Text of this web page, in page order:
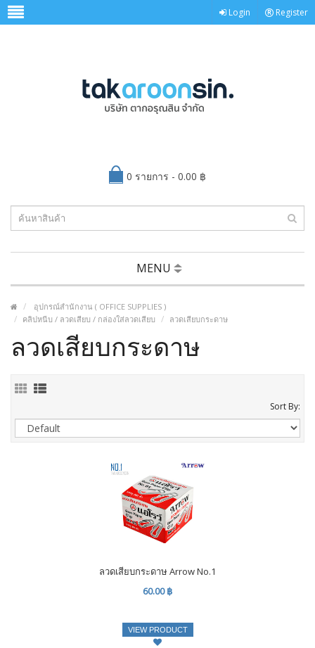
Login Register
0 รายการ - 0.00 ฿
MENU
อุปกรณ์สำนักงาน ( OFFICE SUPPLIES )
คลิปหนีบ / ลวดเสียบ / กล่องใส่ลวดเสียบ
ลวดเสียบกระดาษ
ลวดเสียบกระดาษ
Sort By:
ลวดเสียบกระดาษ Arrow No.1
60.00 ฿
VIEW PRODUCT